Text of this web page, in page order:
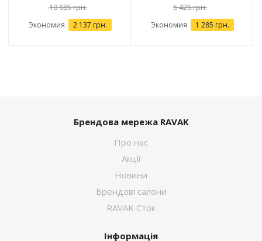
10 685 грн.
Экономия 2 137 грн.
6 426 грн.
Экономия 1 285 грн.
Брендова мережа RAVAK
Про нас
Акції
Новини
Брендові салони
RAVAK Сток
Інформація